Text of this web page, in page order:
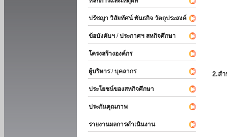
ปรัชญา วิสัยทัศน์ พันธกิจ วัตถุประสงค์
ข้อบังคับฯ / ประกาศฯ สหกิจศึกษา
โครงสร้างองค์กร
ผู้บริหาร / บุคลากร
ประโยชน์ของสหกิจศึกษา
ประกันคุณภาพ
รายงานผลการดำเนินงาน
2.ส